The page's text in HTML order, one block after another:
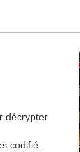
décrypter
codifié.